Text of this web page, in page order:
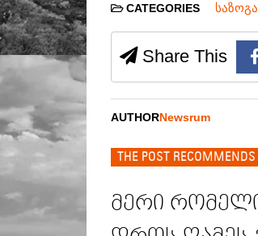
CATEGORIES
Share This
AUTHORNewsrum
THE POST RECOMMENDS
მერი